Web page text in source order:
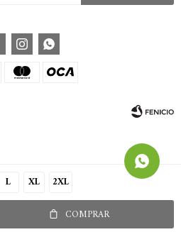
L XL
2XL
COMPRAR
 